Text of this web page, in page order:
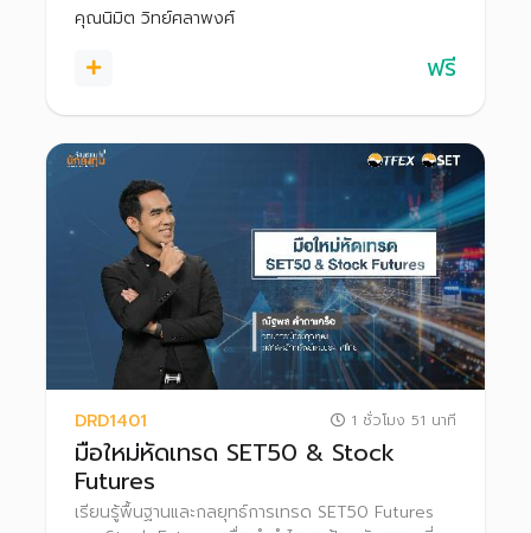
ตัดสินใจในการเทรด Options
คุณนิมิต วิทย์ศลาพงศ์
ฟรี
DRD1401 1 ชั่วโมง 51 นาที
มือใหม่หัดเทรด SET50 & Stock
Futures
เรียนรู้พื้นฐานและกลยุทธ์การเทรด SET50 Futures